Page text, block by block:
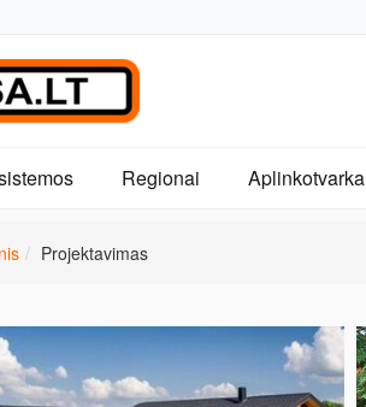
Regionai Aplinkotvarka
Projektavimas